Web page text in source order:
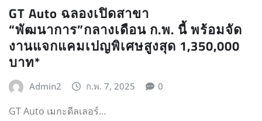
GT Auto ฉลองเปิดสาขา
“พัฒนาการ”กลางเดือน ก.พ. นี้ พร้อมจัด
งานแจกแคมเปญพิเศษสูงสุด 1,350,000
บาท*
Admin2 ก.พ. 7, 2025 0
GT Auto เมกะดีลเลอร์…